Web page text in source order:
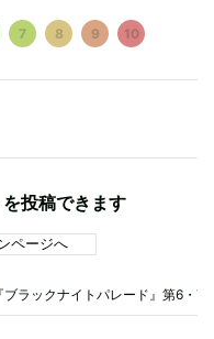
7 8 9 10
投稿できます
ページへ
ラックナイトパレード』第6・7